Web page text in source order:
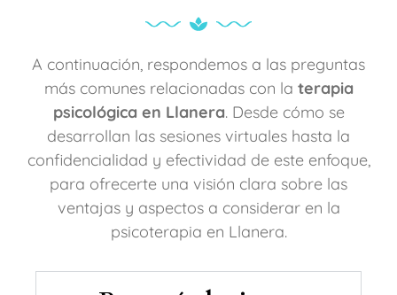
A continuación, respondemos a las preguntas
más comunes relacionadas con la terapia
psicológica en Llanera. Desde cómo se
desarrollan las sesiones virtuales hasta la
confidencialidad y efectividad de este enfoque,
para ofrecerte una visión clara sobre las
ventajas y aspectos a considerar en la
psicoterapia en Llanera.